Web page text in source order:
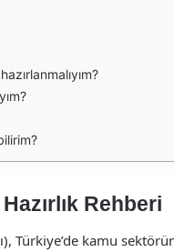
Rehberi
Türkiye’de kamu